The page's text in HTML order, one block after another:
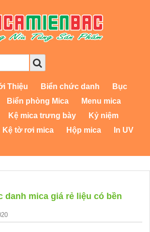
Thiệu Biển chức danh
Bục
Biển phòng Mica
Menu mica
Kệ mica trưng bày
Kỷ niệm
Kệ tờ rơi mica Hộp mica
In UV
danh mica giá rẻ liệu có bền